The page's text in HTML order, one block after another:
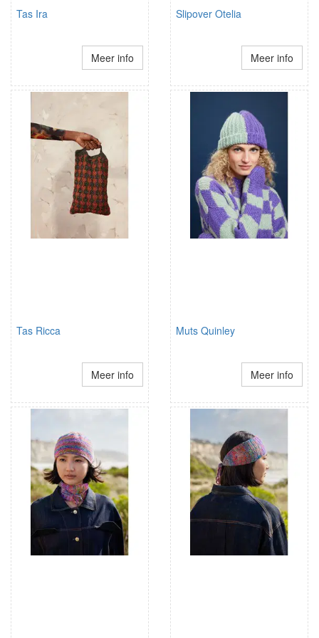
Tas Ira
Meer info
Slipover Otelia
Meer info
Tas Ricca
Meer info
Muts Quinley
Meer info